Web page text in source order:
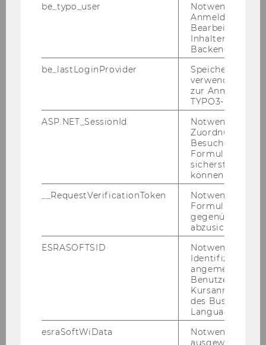
be_typo_user
Notwendig für
Anmeldung und
Bearbeitung von
Inhalten im
Backend.
be_lastLoginProvider
Speichert die
verwendete
zur Anmeldung
TYPO3-Backend.
ASP.NET_SessionId
Notwendig, um
Zuordnung von
Besucher zu
sicherstellen zu
können.
__RequestVerificationToken
Notwendig, um
gegenüber
abzusichern.
ESRASOFTSID
Notwendig zur
Identifizierung
angemeldeten
Benutzers im
des Business
Language
esraSoftWiData
Notwendig um
ausgewählte